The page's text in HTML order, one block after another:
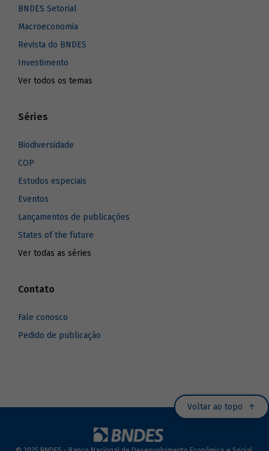
BNDES Setorial
Macroeconomia
Revista do BNDES
Investimento
Ver todos os temas
Séries
Biodiversidade
COP
Estudos especiais
Eventos
Lançamentos de publicações
States of the future
Ver todas as séries
Contato
Fale conosco
Pedido de publicação
Voltar ao topo